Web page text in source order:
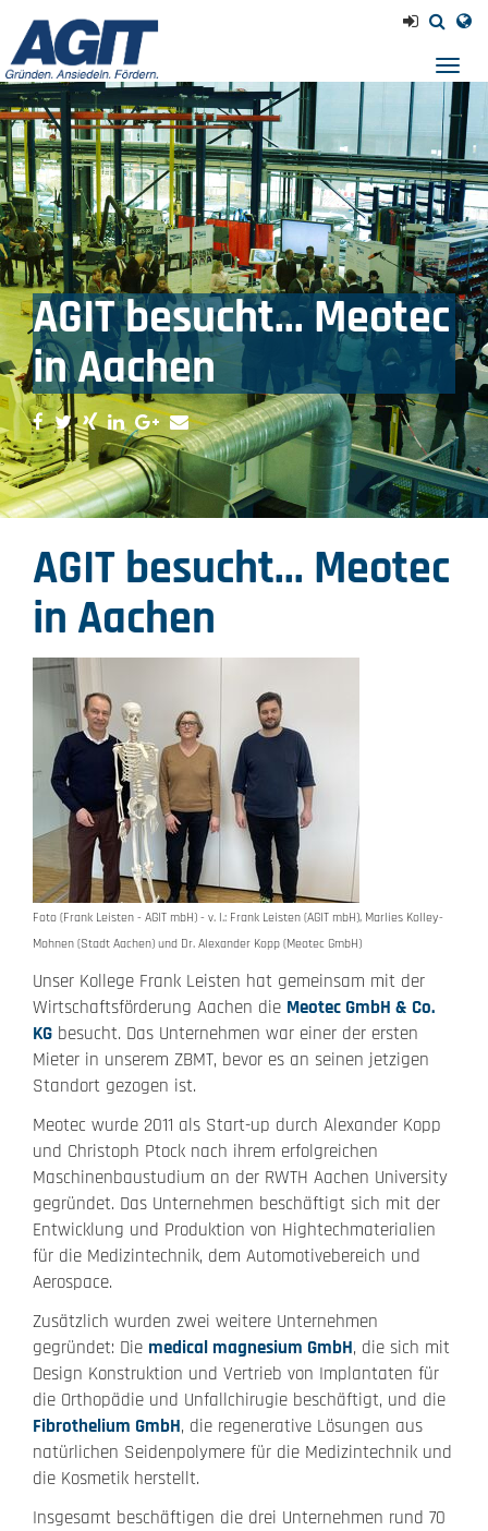
AGIT besucht... Meotec
in Aachen
AGIT besucht... Meotec
in Aachen
Foto (Frank Leisten - AGIT mbH) - v. l.: Frank Leisten (AGIT mbH), Marlies Kolley-
Mohnen (Stadt Aachen) und Dr. Alexander Kopp (Meotec GmbH)
Unser Kollege Frank Leisten hat gemeinsam mit der
Wirtschaftsförderung Aachen die Meotec GmbH & Co.
KG besucht. Das Unternehmen war einer der ersten
Mieter in unserem ZBMT, bevor es an seinen jetzigen
Standort gezogen ist.
Meotec wurde 2011 als Start-up durch Alexander Kopp
und Christoph Ptock nach ihrem erfolgreichen
Maschinenbaustudium an der RWTH Aachen University
gegründet. Das Unternehmen beschäftigt sich mit der
Entwicklung und Produktion von Hightechmaterialien
für die Medizintechnik, dem Automotivebereich und
Aerospace.
Zusätzlich wurden zwei weitere Unternehmen
gegründet: Die medical magnesium GmbH, die sich mit
Design Konstruktion und Vertrieb von Implantaten für
die Orthopädie und Unfallchirugie beschäftigt, und die
Fibrothelium GmbH, die regenerative Lösungen aus
natürlichen Seidenpolymere für die Medizintechnik und
die Kosmetik herstellt.
Insgesamt beschäftigen die drei Unternehmen rund 70